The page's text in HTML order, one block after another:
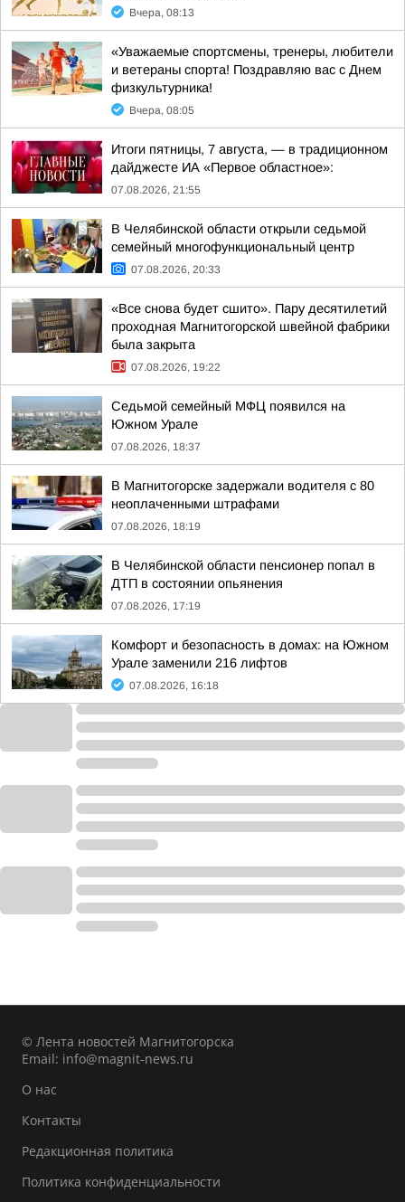
Вчера, 08:13
«Уважаемые спортсмены, тренеры, любители
и ветераны спорта! Поздравляю вас с Днем
физкультурника!
Вчера, 08:05
Итоги пятницы, 7 августа, — в традиционном
дайджесте ИА «Первое областное»:
07.08.2026, 21:55
В Челябинской области открыли седьмой
семейный многофункциональный центр
07.08.2026, 20:33
«Все снова будет сшито». Пару десятилетий
проходная Магнитогорской швейной фабрики
была закрыта
07.08.2026, 19:22
Седьмой семейный МФЦ появился на
Южном Урале
07.08.2026, 18:37
В Магнитогорске задержали водителя с 80
неоплаченными штрафами
07.08.2026, 18:19
В Челябинской области пенсионер попал в
ДТП в состоянии опьянения
07.08.2026, 17:19
Комфорт и безопасность в домах: на Южном
Урале заменили 216 лифтов
07.08.2026, 16:18
© Лента новостей Магнитогорска
Email: info@magnit-news.ru
О нас
Контакты
Редакционная политика
Политика конфиденциальности